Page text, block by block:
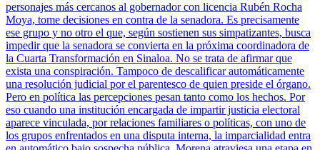
personajes más cercanos al gobernador con licencia Rubén Rocha
Moya, tome decisiones en contra de la senadora. Es precisamente
ese grupo y no otro el que, según sostienen sus simpatizantes, busca
impedir que la senadora se convierta en la próxima coordinadora de
la Cuarta Transformación en Sinaloa. No se trata de afirmar que
exista una conspiración. Tampoco de descalificar automáticamente
una resolución judicial por el parentesco de quien preside el órgano.
Pero en política las percepciones pesan tanto como los hechos. Por
eso cuando una institución encargada de impartir justicia electoral
aparece vinculada, por relaciones familiares o políticas, con uno de
los grupos enfrentados en una disputa interna, la imparcialidad entra